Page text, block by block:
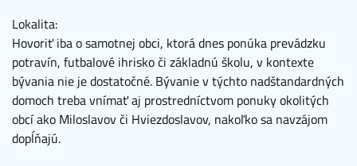
Lokalita:
Hovoriť iba o samotnej obci, ktorá dnes ponúka prevádzku
potravín, futbalové ihrisko či základnú školu, v kontexte
bývania nie je dostatočné. Bývanie v týchto nadštandardných
domoch treba vnímať aj prostredníctvom ponuky okolitých
obcí ako Miloslavov či Hviezdoslavov, nakoľko sa navzájom
dopĺňajú.